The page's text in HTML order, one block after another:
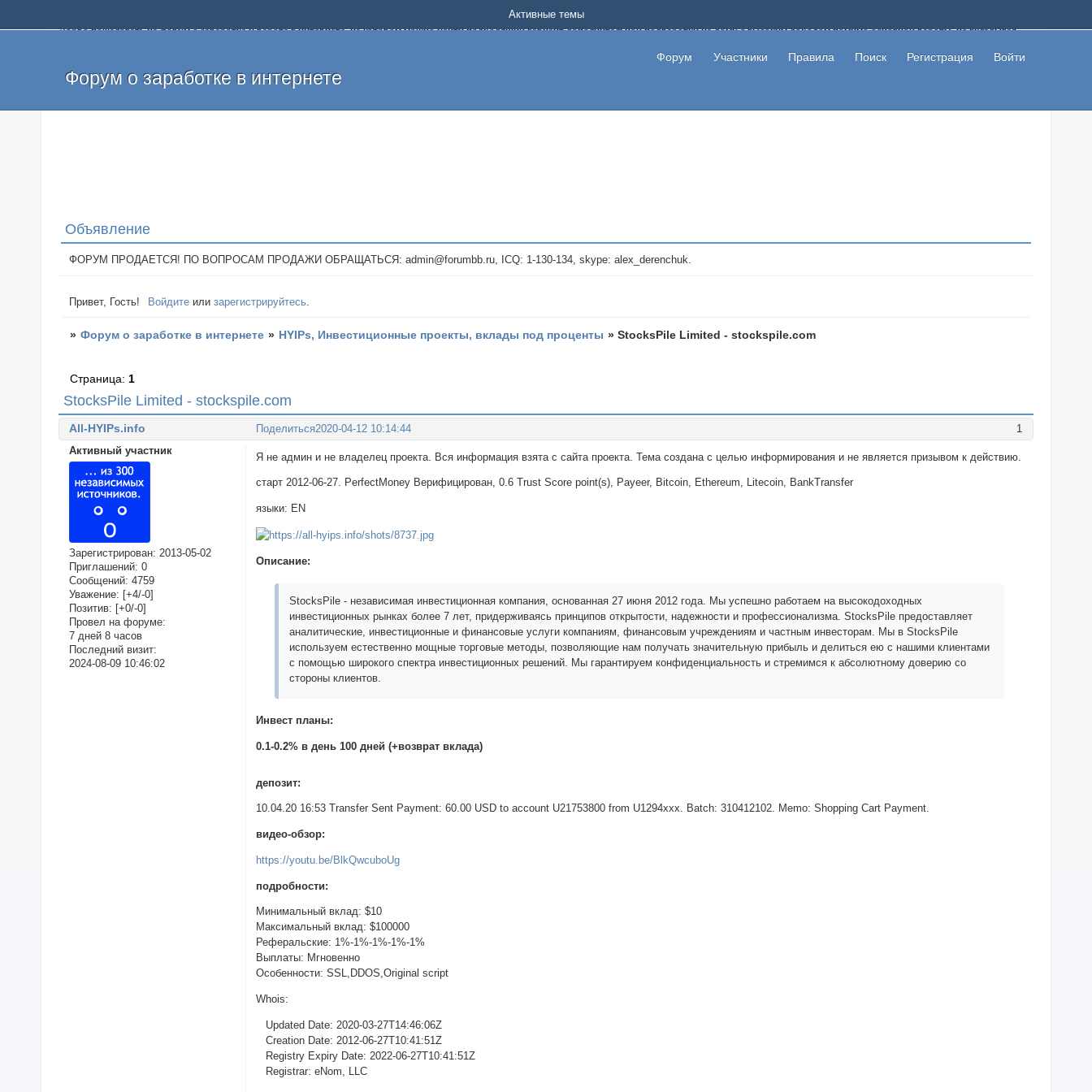
Добро пожаловать на форум о заработке и работе в интернете, на котором можно найти подходящий вариант дополнительной подработки на дому с высоким доходом помимо основной работы, не вкладывая
и оставлять свои отзывы. Если вы знаете, что определенный проект или сайт не платит, то указывайте в теме что это лохотрон, чтобы другие пользователи не попались на развод. Вы сможете начать зарабатывать
легкие деньги без вложений и регистрации уже сегодня. Создавайте новые темы, размещайте объявления со своими пригласительными ссылками и первая прибыль не заставит себя долго ждать.
Форум о заработке в интернете
Форум Участники Правила Поиск Регистрация Войти
Активные темы
Объявление
ФОРУМ ПРОДАЕТСЯ! ПО ВОПРОСАМ ПРОДАЖИ ОБРАЩАТЬСЯ: admin@forumbb.ru, ICQ: 1-130-134, skype: alex_derenchuk.
Привет, Гость! Войдите илизарегистрируйтесь.
» Форум о заработке в интернете » HYIPs, Инвестиционные проекты, вклады под проценты »StocksPile Limited - stockspile.com
StocksPile Limited - stockspile.com
Страница: 1
Поделиться 1
2020-04-12 10:14:44
All-HYIPs.info
Активный участник
Зарегистрирован: 2013-05-02
Приглашений: 0
Сообщений: 4759
Уважение: [+4/-0]
Позитив: [+0/-0]
Провел на форуме:
7 дней 8 часов
Последний визит:
2024-08-09 10:46:02
Я не админ и не владелец проекта. Вся информация взята с сайта проекта. Тема создана с целью информирования и не является призывом к действию.
старт 2012-06-27. PerfectMoney Верифицирован, 0.6 Trust Score point(s), Payeer, Bitcoin, Ethereum, Litecoin, BankTransfer
языки: EN
Описание:
StocksPile - независимая инвестиционная компания, основанная 27 июня 2012 года. Мы успешно работаем на высокодоходных
инвестиционных рынках более 7 лет, придерживаясь принципов открытости, надежности и профессионализма. StocksPile предоставляет
аналитические, инвестиционные и финансовые услуги компаниям, финансовым учреждениям и частным инвесторам. Мы в StocksPile
используем естественно мощные торговые методы, позволяющие нам получать значительную прибыль и делиться ею с нашими клиентами
с помощью широкого спектра инвестиционных решений. Мы гарантируем конфиденциальность и стремимся к абсолютному доверию со
стороны клиентов.
Инвест планы:
0.1-0.2% в день 100 дней (+возврат вклада)
депозит:
10.04.20 16:53 Transfer Sent Payment: 60.00 USD to account U21753800 from U1294xxx. Batch: 310412102. Memo: Shopping Cart Payment.
видео-обзор:
https://youtu.be/BlkQwcuboUg
подробности:
Минимальный вклад: $10
Максимальный вклад: $100000
Реферальские: 1%-1%-1%-1%-1%
Выплаты: Мгновенно
Особенности: SSL,DDOS,Original script
Whois:
Updated Date: 2020-03-27T14:46:06Z
Creation Date: 2012-06-27T10:41:51Z
Registry Expiry Date: 2022-06-27T10:41:51Z
Registrar: eNom, LLC